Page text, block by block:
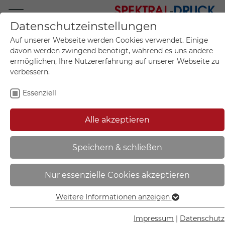
Mo.-Fr. 09:00-17:00
+49 (0)711 55 75 25
Mein Konto
Mein Warenkorb
Sie sind hier: Start
Hinweisschild | Vorsicht
Dachlawinen - 50.7155
Datenschutzeinstellungen
Auf unserer Webseite werden Cookies verwendet. Einige
davon werden zwingend benötigt, während es uns andere
ermöglichen, Ihre Nutzererfahrung auf unserer Webseite zu
verbessern.
Essenziell
Alle akzeptieren
Speichern & schließen
Nur essenzielle Cookies akzeptieren
Essenziell
Essenzielle Cookies werden für grundlegende Funktionen
Weitere Informationen anzeigen
Impressum Datenschutz